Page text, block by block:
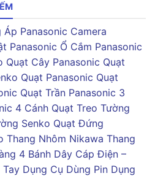
Áp Panasonic Camera
Panasonic Ổ Cắm Panasonic
Quạt Cây Panasonic Quạt
Quạt Panasonic Quạt
Quạt Trần Panasonic 3
4 Cánh Quạt Treo Tường
Senko Quạt Đứng
Thang Nhôm Nikawa Thang
4 Bánh Dây Cáp Điện –
Tay Dụng Cụ Dùng Pin Dụng